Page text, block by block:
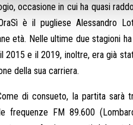
occasione in cui ha quasi
è il pugliese Alessandro
età. Nelle ultime due stagioni
2015 e il 2019, inoltre, era già
della sua carriera.
di consueto, la partita sarà
frequenze FM 89.600